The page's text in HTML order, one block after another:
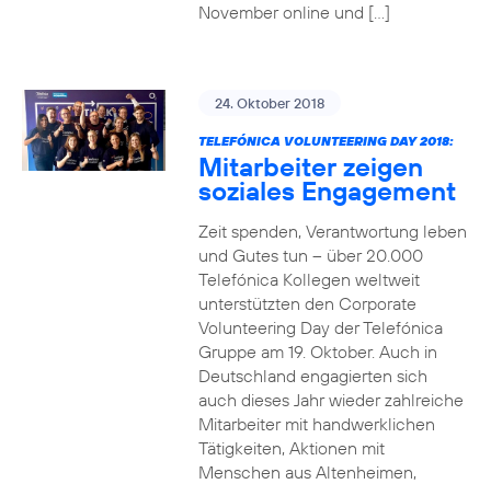
November online und […]
24. Oktober 2018
TELEFÓNICA VOLUNTEERING DAY 2018:
Mitarbeiter zeigen
soziales Engagement
Zeit spenden, Verantwortung leben
und Gutes tun – über 20.000
Telefónica Kollegen weltweit
unterstützten den Corporate
Volunteering Day der Telefónica
Gruppe am 19. Oktober. Auch in
Deutschland engagierten sich
auch dieses Jahr wieder zahlreiche
Mitarbeiter mit handwerklichen
Tätigkeiten, Aktionen mit
Menschen aus Altenheimen,